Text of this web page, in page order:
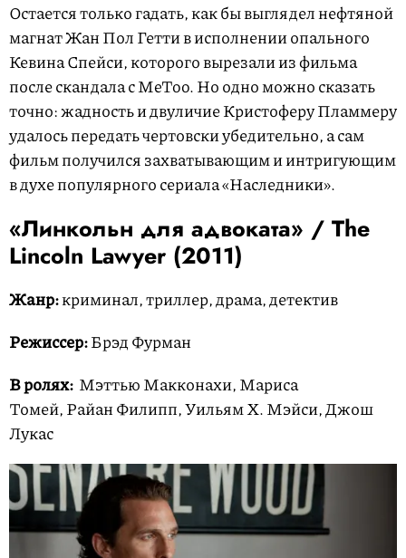
Остается только гадать, как бы выглядел нефтяной
магнат Жан Пол Гетти в исполнении опального
Кевина Спейси, которого вырезали из фильма
после скандала с MeToo. Но одно можно сказать
точно: жадность и двуличие Кристоферу Пламмеру
удалось передать чертовски убедительно, а сам
фильм получился захватывающим и интригующим
в духе популярного сериала «Наследники».
«Линкольн для адвоката» / The
Lincoln Lawyer (2011)
Жанр:криминал, триллер, драма, детектив
Режиссер:Брэд Фурман
В ролях: Мэттью Макконахи, Мариса
Томей, Райан Филипп, Уильям Х. Мэйси, Джош
Лукас